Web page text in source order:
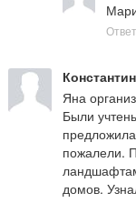
Константин
Яна
Были
пожалели.
домов.